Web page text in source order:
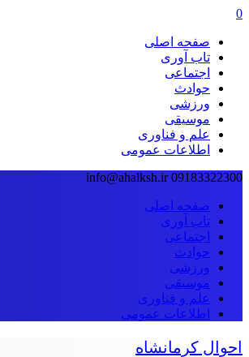
0
صفحه اصلی
تاب آوری
اجتماعی
حوادث
ورزشی
موسیقی
علم و فناوری
اطلاعات عمومی
09183322300
info@ahalksh.ir
صفحه اصلی
تاب آوری
اجتماعی
حوادث
ورزشی
موسیقی
علم و فناوری
اطلاعات عمومی
احوال کرمانشاه